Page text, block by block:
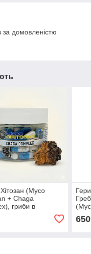
домовленістю
(Myco
+ Chaga
гриби в
комплекс (500 мг
650